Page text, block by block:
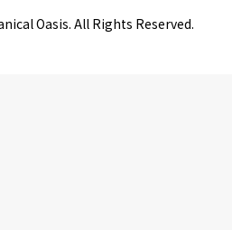
Oasis. All Rights Reserved.